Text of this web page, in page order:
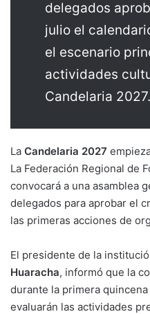
delegados
julio el
el escenario
actividades
Candelaria 2027.
La Candelaria 2027
La Federación Regional de
convocará a una asamblea
delegados para aprobar el
las primeras acciones de
El presidente de la
Huaracha, informó que la
durante la primera
evaluarán las actividades